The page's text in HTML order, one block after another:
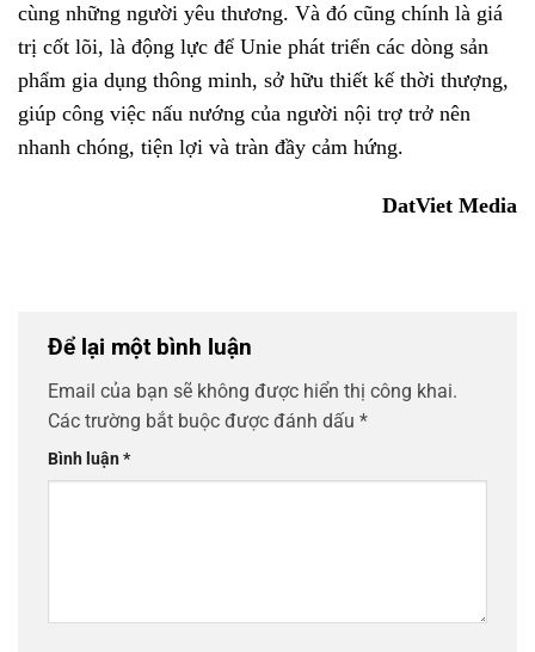
cùng những người yêu thương. Và đó cũng chính là giá
trị cốt lõi, là động lực để Unie phát triển các dòng sản
phẩm gia dụng thông minh, sở hữu thiết kế thời thượng,
giúp công việc nấu nướng của người nội trợ trở nên
nhanh chóng, tiện lợi và tràn đầy cảm hứng.
DatViet Media
Để lại một bình luận
Email của bạn sẽ không được hiển thị công khai.
Các trường bắt buộc được đánh dấu *
Bình luận*